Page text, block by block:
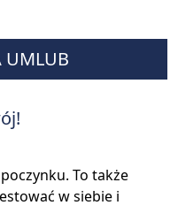
UMLUB
To także
w siebie i